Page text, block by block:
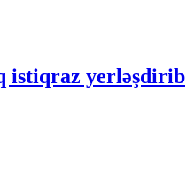
istiqraz yerləşdirib